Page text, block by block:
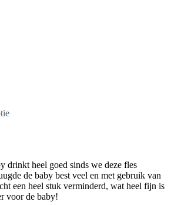
drinkt heel goed sinds we deze fles
de baby best veel en met gebruik van
een heel stuk verminderd, wat heel fijn is
voor de baby!